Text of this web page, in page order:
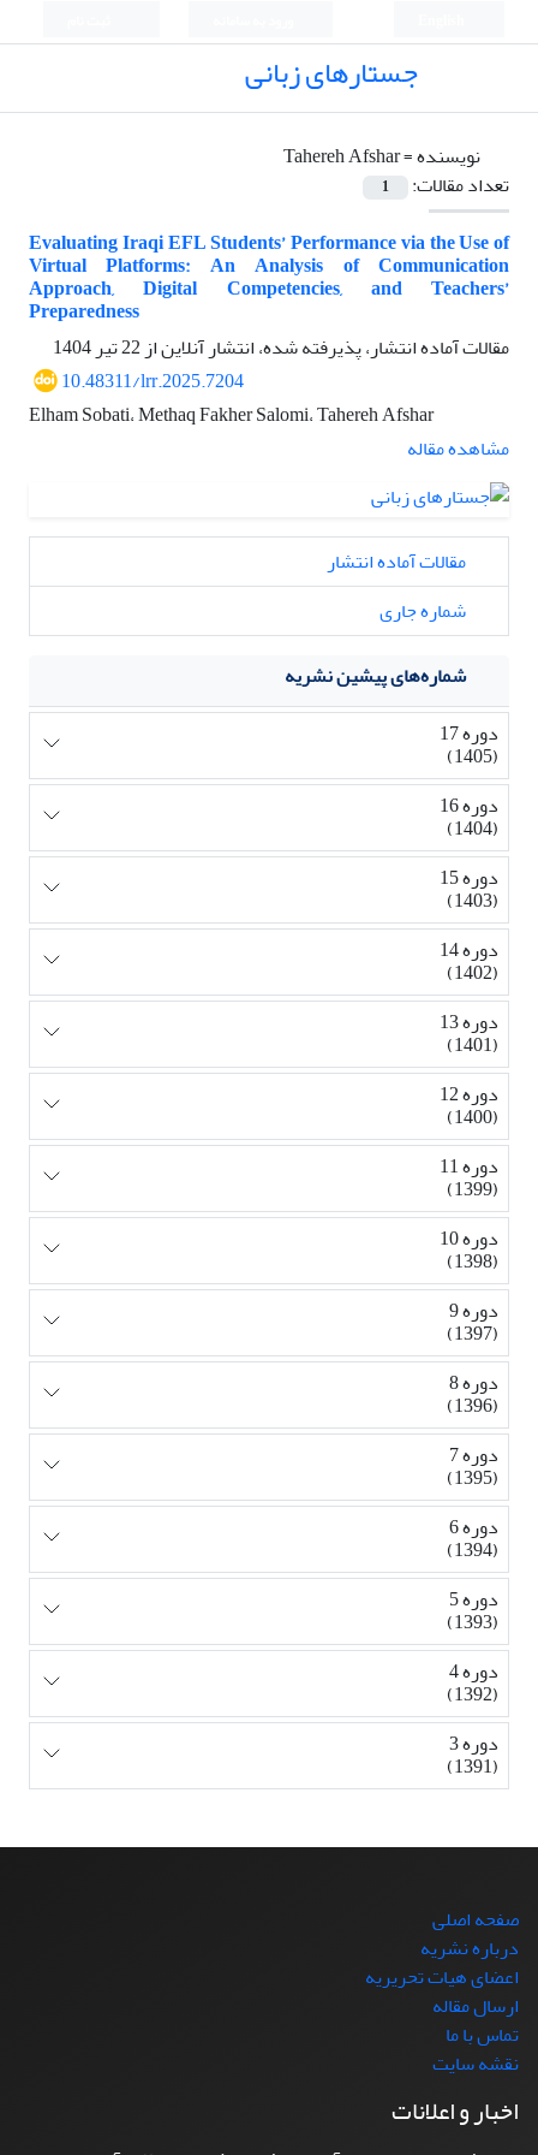
جستارهای زبانی
نویسنده =Tahereh Afshar
تعداد مقالات:
1
Evaluating Iraqi EFL Students’ Performance via the Use of
Virtual Platforms: An Analysis of Communication
Approach, Digital Competencies, and Teachers’
Preparedness
مقالات آماده انتشار، پذیرفته شده، انتشار آنلاین از22 تیر 1404
10.48311/lrr.2025.7204
Elham Sobati، Methaq Fakher Salomi، Tahereh Afshar
مشاهده مقاله
مقالات آماده انتشار
شماره جاری
شماره‌های پیشین نشریه
دوره 17
(1405)
دوره 16
(1404)
دوره 15
(1403)
دوره 14
(1402)
دوره 13
(1401)
دوره 12
(1400)
دوره 11
(1399)
دوره 10
(1398)
دوره 9
(1397)
دوره 8
(1396)
دوره 7
(1395)
دوره 6
(1394)
دوره 5
(1393)
دوره 4
(1392)
دوره 3
(1391)
صفحه اصلی
درباره نشریه
اعضای هیات تحریریه
ارسال مقاله
تماس با ما
نقشه سایت
اخبار و اعلانات